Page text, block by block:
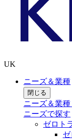
UK
ニーズ＆業種
閉じる
ニーズ＆業
ニーズで探す
ゼロト